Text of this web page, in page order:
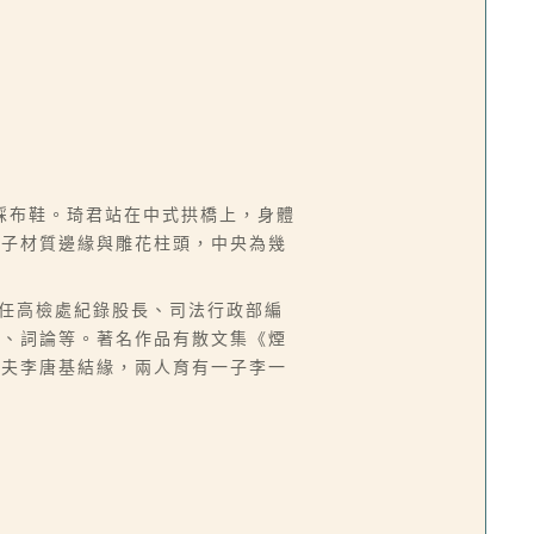
鞋。琦君站在中式拱橋上，身體
材質邊緣與雕花柱頭，中央為幾
高檢處紀錄股長、司法行政部編
詞論等。著名作品有散文集《煙
李唐基結緣，兩人育有一子李一